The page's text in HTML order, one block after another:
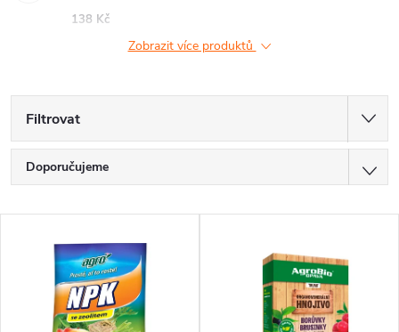
138 Kč
Zobrazit více produktů
Filtrovat
Ř
a
Doporučujeme
Nejprodávanější
Abecedně